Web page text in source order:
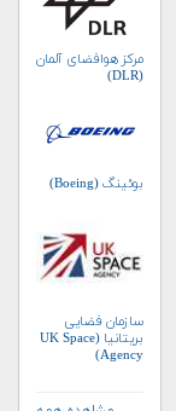
مرکز هوافضای آلمان
(DLR)
بوئینگ (Boeing)
سازمان فضایی
بریتانیا (UK Space
Agency)